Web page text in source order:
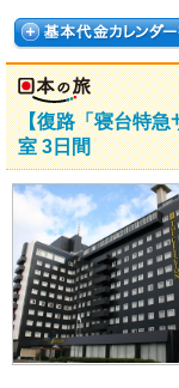
【復路「寝台特
室 3日間